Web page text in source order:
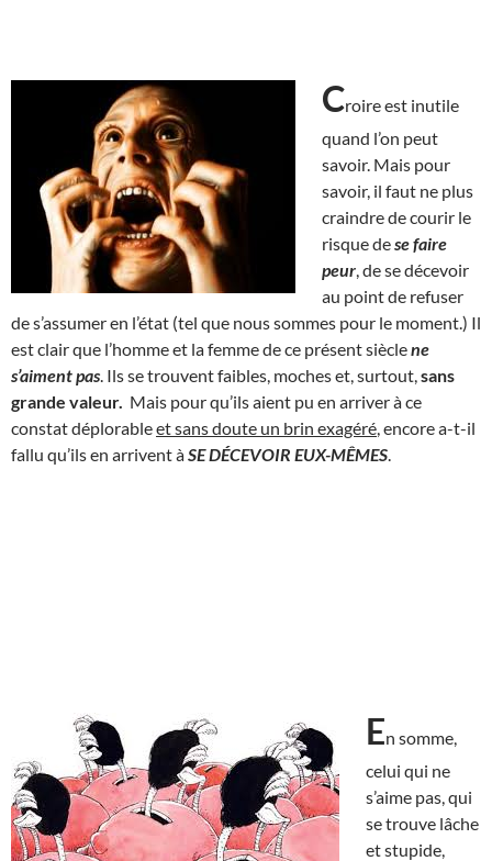
Croire est inutile
quand l’on peut
savoir. Mais pour
savoir, il faut ne plus
craindre de courir le
risque dese faire
peur , de se décevoir
au point de refuser
de s’assumer en l’état (tel que nous sommes pour le moment.) Il
est clair que l’homme et la femme de ce présent sièclene
s’aiment pas . Ils se trouvent faibles, moches et, surtout, sans
grande valeur. Mais pour qu’ils aient pu en arriver à ce
constat déplorableet sans doute un brin exagéré , encore a-t-il
fallu qu’ils en arrivent àSE DÉCEVOIR EUX-MÊMES
En somme,
celui qui ne
s’aime pas, qui
se trouve lâche
et stupide,